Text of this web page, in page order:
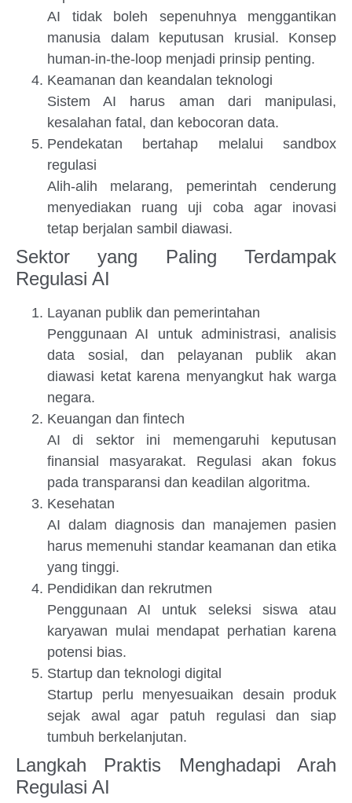
AI tidak boleh sepenuhnya menggantikan
manusia dalam keputusan krusial. Konsep
human-in-the-loop menjadi prinsip penting.
Keamanan dan keandalan teknologi
Sistem AI harus aman dari manipulasi,
kesalahan fatal, dan kebocoran data.
Pendekatan bertahap melalui sandbox
regulasi
Alih-alih melarang, pemerintah cenderung
menyediakan ruang uji coba agar inovasi
tetap berjalan sambil diawasi.
Sektor yang Paling Terdampak
Regulasi AI
Layanan publik dan pemerintahan
Penggunaan AI untuk administrasi, analisis
data sosial, dan pelayanan publik akan
diawasi ketat karena menyangkut hak warga
negara.
Keuangan dan fintech
AI di sektor ini memengaruhi keputusan
finansial masyarakat. Regulasi akan fokus
pada transparansi dan keadilan algoritma.
Kesehatan
AI dalam diagnosis dan manajemen pasien
harus memenuhi standar keamanan dan etika
yang tinggi.
Pendidikan dan rekrutmen
Penggunaan AI untuk seleksi siswa atau
karyawan mulai mendapat perhatian karena
potensi bias.
Startup dan teknologi digital
Startup perlu menyesuaikan desain produk
sejak awal agar patuh regulasi dan siap
tumbuh berkelanjutan.
Langkah Praktis Menghadapi Arah
Regulasi AI